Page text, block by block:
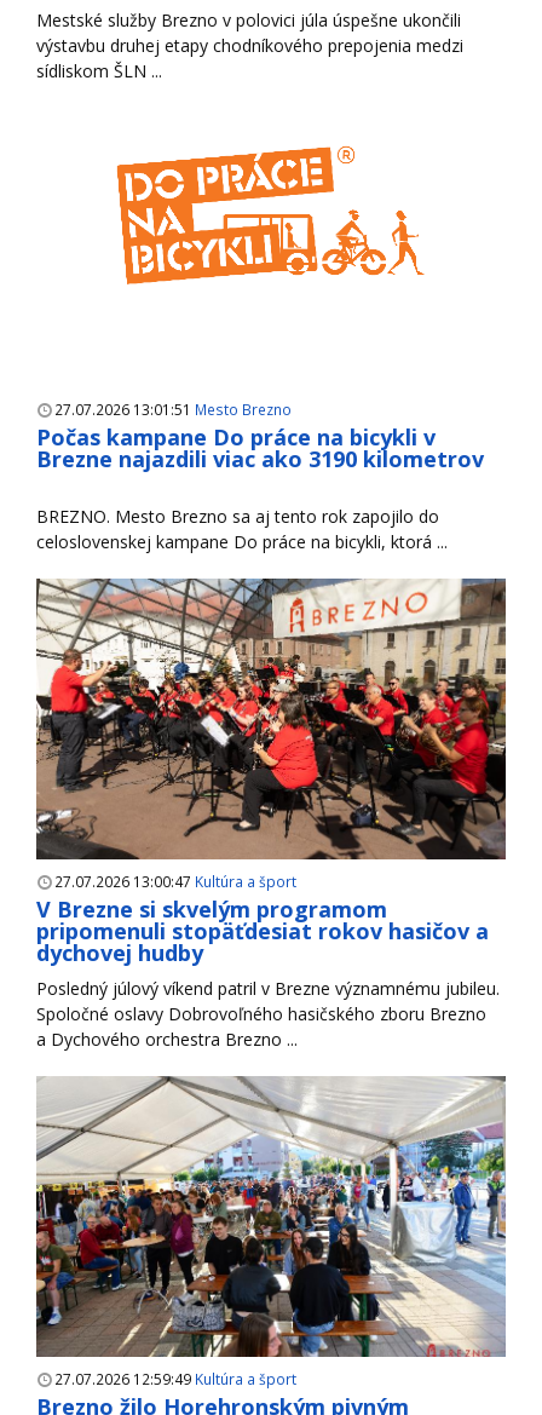
Mestské služby Brezno v polovici júla úspešne ukončili
výstavbu druhej etapy chodníkového prepojenia medzi
sídliskom ŠLN ...
27.07.2026 13:01:51 Mesto Brezno
Počas kampane Do práce na bicykli v
Brezne najazdili viac ako 3190 kilometrov
BREZNO. Mesto Brezno sa aj tento rok zapojilo do
celoslovenskej kampane Do práce na bicykli, ktorá ...
27.07.2026 13:00:47 Kultúra a šport
V Brezne si skvelým programom
pripomenuli stopäťdesiat rokov hasičov a
dychovej hudby
Posledný júlový víkend patril v Brezne významnému jubileu.
Spoločné oslavy Dobrovoľného hasičského zboru Brezno
a Dychového orchestra Brezno ...
27.07.2026 12:59:49 Kultúra a šport
Brezno žilo Horehronským pivným